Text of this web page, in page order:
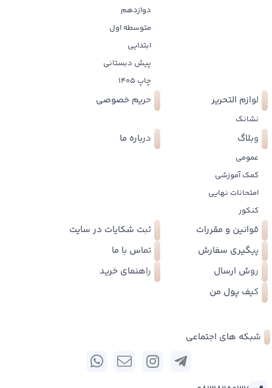
دوازدهم
متوسطه اول
ابتدایی
پیش دبستانی
چاپ 1405
لوازم التحریر
نشانک
حریم خصوصی
وبلاگ
عمومی
کمک آموزشی
امتحانات نهایی
کنکور
درباره ما
قوانین و مقررات
ثبت شکایات در سایت
پیگیری سفارش
تماس با ما
روش ارسال
راهنمای خرید
کیف پول من
شبکه های اجتماعی